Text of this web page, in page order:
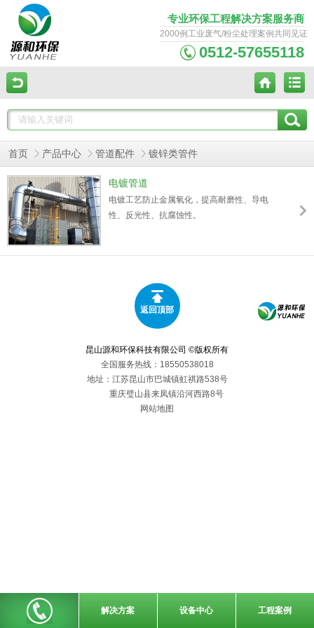
专业环保工程解决方案服务商
2000例工业废气/粉尘处理案例共同见证
0512-57655118
首页 产品中心 管道配件 镀锌类管件
电镀管道
电镀工艺防止金属氧化，提高耐磨性、导电
性、反光性、抗腐蚀性。
返回顶部
昆山源和环保科技有限公司 ©版权所有
全国服务热线：18550538018
地址：江苏昆山市巴城镇虹祺路538号
重庆璧山县来凤镇沿河西路8号
网站地图
解决方案 设备中心 工程案例